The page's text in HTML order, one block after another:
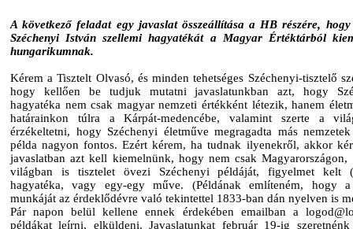
A következő feladat egy javaslat összeállítása a HB részére,
Széchenyi István szellemi hagyatékát a Magyar Értéktárból
hungarikumnak.
Kérem a Tisztelt Olvasó, és minden tehetséges Széchenyi-tisztelő
hogy kellően be tudjuk mutatni javaslatunkban azt, hogy
hagyatéka nem csak magyar nemzeti értékként létezik, hanem
határainkon túlra a Kárpát-medencébe, valamint szerte a
érzékeltetni, hogy Széchenyi életműve megragadta más
példa nagyon fontos. Ezért kérem, ha tudnak ilyenekről, akkor
javaslatban azt kell kiemelnünk, hogy nem csak Magyarországon,
világban is tisztelet övezi Széchenyi példáját, figyelmet kelt
hagyatéka, vagy egy-egy műve. (Példának említeném, hogy
munkáját az érdeklődévre való tekintettel 1833-ban dán nyelven is
Pár napon belül kellene ennek érdekében emailban a
példákat leírni, elküldeni. Javaslatunkat február 19-ig